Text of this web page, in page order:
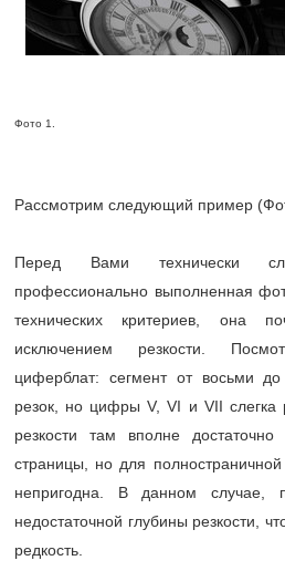
Фото 1.
Рассмотрим следующий пример
Перед Вами технически
профессионально выполненная
технических критериев, она
исключением резкости.
циферблат: сегмент от восьми
резок, но цифры V, VI и VII слегка
резкости там вполне
страницы, но для
непригодна. В данном случае,
недостаточной глубины резкости,
редкость.